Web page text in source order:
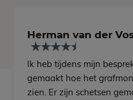
Herman van der
Ik heb tijdens mijn
gemaakt hoe het
zien. Er zijn schetsen